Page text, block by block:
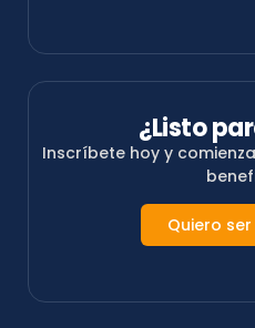
¿Listo
Inscríbete hoy y
Quiero